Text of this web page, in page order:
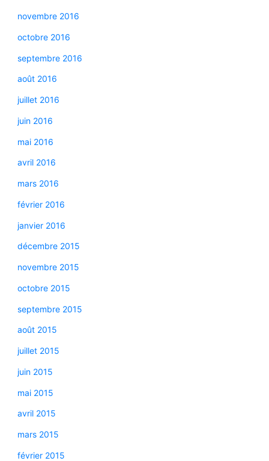
novembre 2016
octobre 2016
septembre 2016
août 2016
juillet 2016
juin 2016
mai 2016
avril 2016
mars 2016
février 2016
janvier 2016
décembre 2015
novembre 2015
octobre 2015
septembre 2015
août 2015
juillet 2015
juin 2015
mai 2015
avril 2015
mars 2015
février 2015